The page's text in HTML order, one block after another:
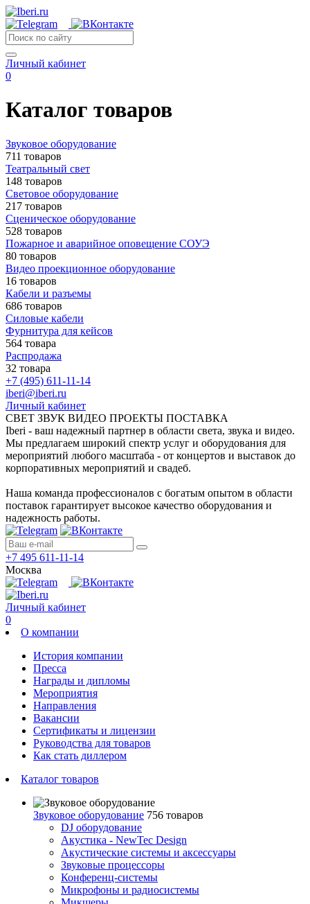
Личный кабинет
0
Каталог товаров
Звуковое оборудование
711 товаров
Театральный свет
148 товаров
Световое оборудование
217 товаров
Сценическое оборудование
528 товаров
Пожарное и аварийное оповещение СОУЭ
80 товаров
Видео проекционное оборудование
16 товаров
Кабели и разъемы
686 товаров
Силовые кабели
Фурнитура для кейсов
564 товара
Распродажа
32 товара
+7 (495) 611-11-14
iberi@iberi.ru
Личный кабинет
СВЕТ ЗВУК ВИДЕО ПРОЕКТЫ ПОСТАВКА
Iberi - ваш надежный партнер в области света, звука и видео.
Мы предлагаем широкий спектр услуг и оборудования для
мероприятий любого масштаба - от концертов и выставок до
корпоративных мероприятий и свадеб.
Наша команда профессионалов с богатым опытом в области
поставок гарантирует высокое качество оборудования и
надежность работы.
+7 495 611-11-14
Москва
Личный кабинет
0
О компании
История компании
Пресса
Награды и дипломы
Мероприятия
Направления
Вакансии
Сертификаты и лицензии
Руководства для товаров
Как стать диллером
Каталог товаров
Звуковое оборудование 756 товаров
DJ оборудование
Акустика - NewTec Design
Акустические системы и аксессуары
Звуковые процессоры
Конференц-системы
Микрофоны и радиосистемы